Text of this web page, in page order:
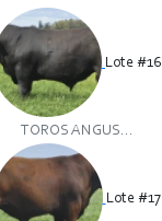
Lote #16
TOROS ANGUS...
Lote #17